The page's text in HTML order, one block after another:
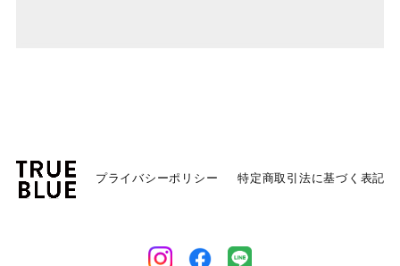
プライバシーポリシー 特定商取引法に基づく表記